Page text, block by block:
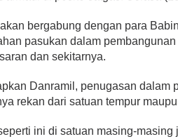
bergabung dengan para
pasukan dalam
dan sekitarnya.
Danramil, penugasan dalam
rekan dari satuan tempur
ini di satuan masing-